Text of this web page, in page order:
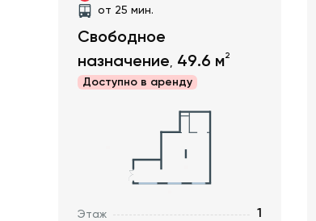
от 25 мин.
Свободное
назначение, 49.6 м2
Доступно в аренду
Этаж 1